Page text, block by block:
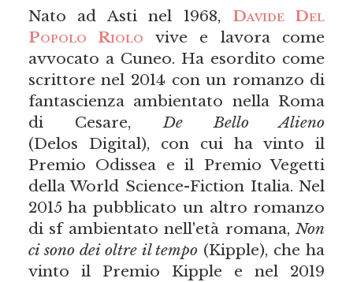
Nato ad Asti nel 1968, Davide Del
Popolo Riolo vive e lavora come
avvocato a Cuneo. Ha esordito come
scrittore nel 2014 con un romanzo di
fantascienza ambientato nella Roma
di Cesare,De Bello Alieno
(Delos Digital), con cui ha vinto il
Premio Odissea e il Premio Vegetti
della World Science-Fiction Italia. Nel
2015 ha pubblicato un altro romanzo
di sf ambientato nell'età romana,Non
ci sono dei oltre il tempo (Kipple), che ha
vinto il Premio Kipple e nel 2019